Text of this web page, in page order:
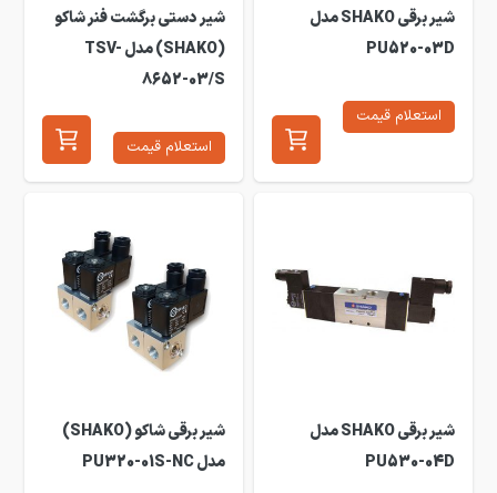
شیر برقی SHAKO مدل
PU520-03D
استعلام قیمت
شیر دستی برگشت فنر شاکو
(SHAKO) مدل TSV-
8652-03/S
استعلام قیمت
شیر برقی SHAKO مدل
PU530-04D
شیر برقی شاکو (SHAKO)
مدل PU320-01S-NC